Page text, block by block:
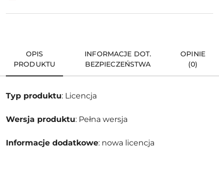
OPIS
PRODUKTU
INFORMACJE DOT.
BEZPIECZEŃSTWA
OPINIE
(0)
Typ produktu: Licencja
Wersja produktu: Pełna wersja
Informacje dodatkowe: nowa licencja